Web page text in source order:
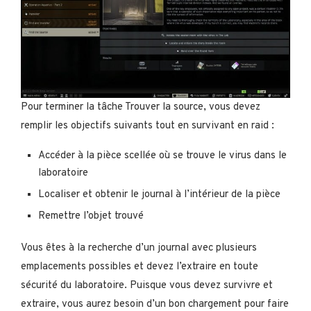
Pour terminer la tâche Trouver la source, vous devez
remplir les objectifs suivants tout en survivant en raid :
Accéder à la pièce scellée où se trouve le virus dans le
laboratoire
Localiser et obtenir le journal à l’intérieur de la pièce
Remettre l’objet trouvé
Vous êtes à la recherche d’un journal avec plusieurs
emplacements possibles et devez l’extraire en toute
sécurité du laboratoire. Puisque vous devez survivre et
extraire, vous aurez besoin d’un bon chargement pour faire